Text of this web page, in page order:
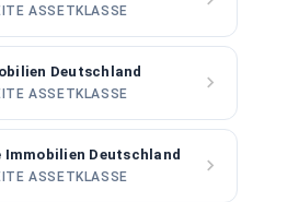
ASSETKLASSE
Deutschland
ASSETKLASSE
Immobilien Deutschland
ASSETKLASSE